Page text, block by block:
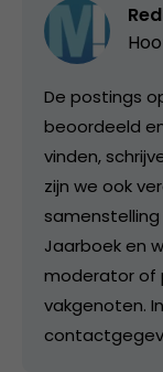
De postings
beoordeeld
vinden,
zijn we ook
Jaarboek en
moderator of
vakgenoten.